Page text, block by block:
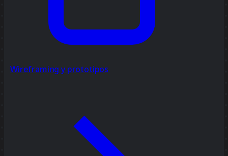
Wireframing y prototipos